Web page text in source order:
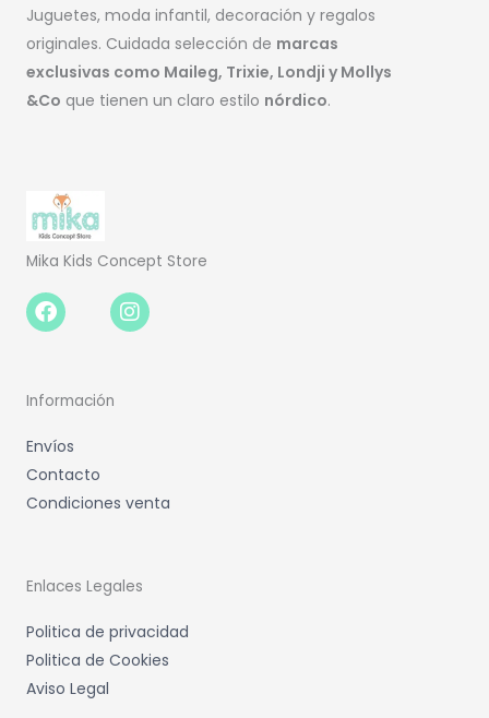
Juguetes, moda infantil, decoración y regalos
originales. Cuidada selección de marcas
exclusivas como Maileg, Trixie, Londji y Mollys
&Co que tienen un claro estilo nórdico.
Mika Kids Concept Store
Facebook-
f
Instagram
Información
Envíos
Contacto
Condiciones venta
Enlaces Legales
Politica de privacidad
Politica de Cookies
Aviso Legal